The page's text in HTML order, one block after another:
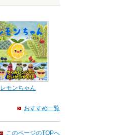
レモンちゃん
おすすめ一覧
このページのTOPへ